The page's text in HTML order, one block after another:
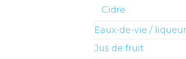
Cidre
Eaux-de-vie /
Jus de fruit